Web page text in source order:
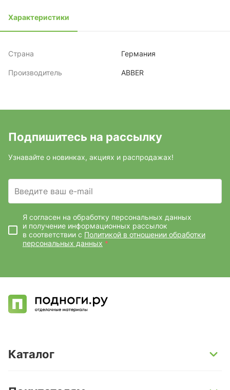
Характеристики
Страна Германия
Производитель ABBER
Подпишитесь на рассылку
Узнавайте о новинках, акциях и распродажах!
Введите ваш e-mail
Я согласен на обработку персональных данных
и получение информационных рассылок
в соответствии с Политикой в отношении обработки
персональных данных *
Каталог